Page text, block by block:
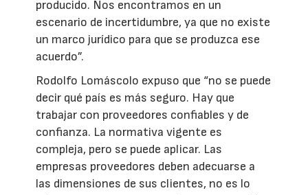
producido. Nos encontramos en un
escenario de incertidumbre, ya que no existe
un marco jurídico para que se produzca ese
acuerdo”.
Rodolfo Lomáscolo expuso que “no se puede
decir qué país es más seguro. Hay que
trabajar con proveedores confiables y de
confianza. La normativa vigente es
compleja, pero se puede aplicar. Las
empresas proveedores deben adecuarse a
las dimensiones de sus clientes, no es lo